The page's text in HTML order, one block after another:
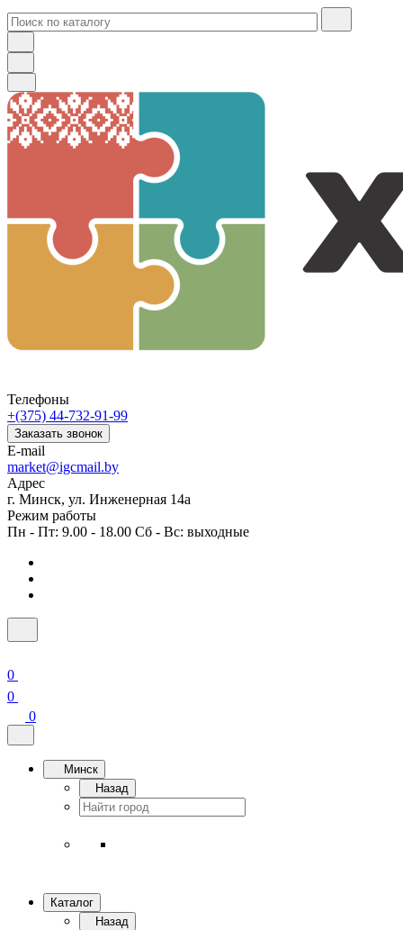
Телефоны
+(375) 44-732-91-99
Заказать звонок
E-mail
market@igcmail.by
Адрес
г. Минск, ул. Инженерная 14а
Режим работы
Пн - Пт: 9.00 - 18.00 Сб - Вс: выходные
0
0
0
Минск
Назад
Каталог
Назад